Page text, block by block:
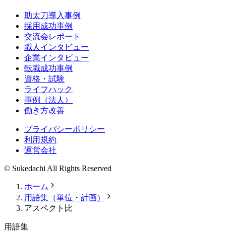
助太刀導入事例
採用成功事例
交流会レポート
職人インタビュー
企業インタビュー
転職成功事例
資格・試験
ライフハック
事例（法人）
働き方改善
プライバシーポリシー
利用規約
運営会社
© Sukedachi All Rights Reserved
ホーム
用語集（単位・計画）
アスペクト比
用語集